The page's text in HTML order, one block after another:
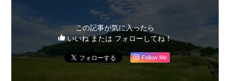
この記事が気に入ったら
いいね または フォローしてね！
Follow Me